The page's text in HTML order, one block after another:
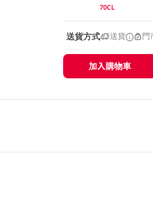
70CL
送貨方式 送貨 門
加入購物車